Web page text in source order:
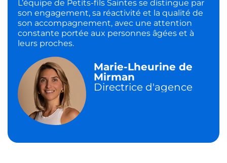
L’équipe de Petits-fils Saintes se distingue par
son engagement, sa réactivité et la qualité de
son accompagnement, avec une attention
constante portée aux personnes âgées et à
leurs proches.
Marie-Lheurine de
Mirman
Directrice d'agence